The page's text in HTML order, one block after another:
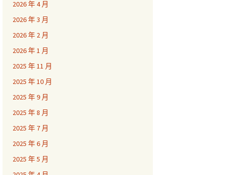
2026 年 4 月
2026 年 3 月
2026 年 2 月
2026 年 1 月
2025 年 11 月
2025 年 10 月
2025 年 9 月
2025 年 8 月
2025 年 7 月
2025 年 6 月
2025 年 5 月